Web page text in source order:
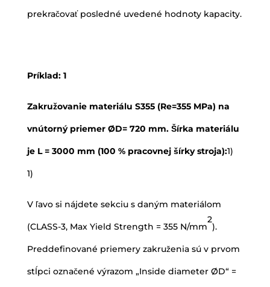
prekračovať posledné uvedené hodnoty kapacity.
Príklad: 1
Zakružovanie materiálu S355 (Re=355 MPa) na
vnútorný priemer ØD= 720 mm. Šírka materiálu
je L = 3000 mm (100 % pracovnej šírky stroja):1)
1)
V ľavo si nájdete sekciu s daným materiálom
(CLASS-3, Max Yield Strength = 355 N/mm
2
).
Preddefinované priemery zakruženia sú v prvom
stĺpci označené výrazom „Inside diameter ØD“ =